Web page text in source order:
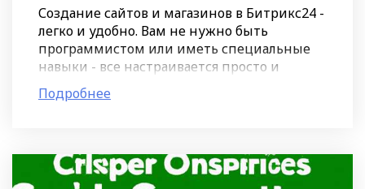
Создание сайтов и магазинов в Битрикс24 -
легко и удобно. Вам не нужно быть
программистом или иметь специальные
навыки - все настраивается просто и
быстро. Процесс создания сайта в
Битрикс24 можно сравнить с
Подробнее